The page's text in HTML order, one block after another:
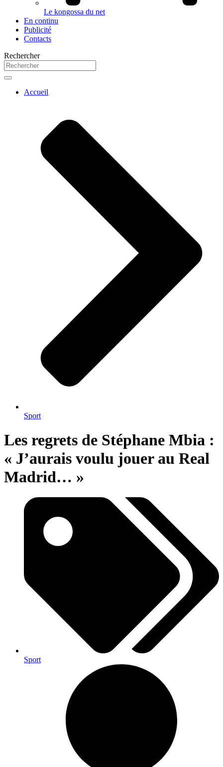
Le kongossa du net
En continu
Publicité
Contacts
Rechercher
Accueil
Sport
Les regrets de Stéphane Mbia :
« J’aurais voulu jouer au Real
Madrid… »
Sport